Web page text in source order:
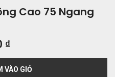
Cao 75 Ngang
₫
GIỎ